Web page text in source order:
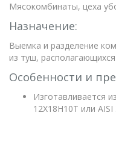
Мясокомбинаты, цеха
Назначение:
Выемка и разделение
из туш,
Особенности и
Изготавливается
12Х18Н10Т или AISI